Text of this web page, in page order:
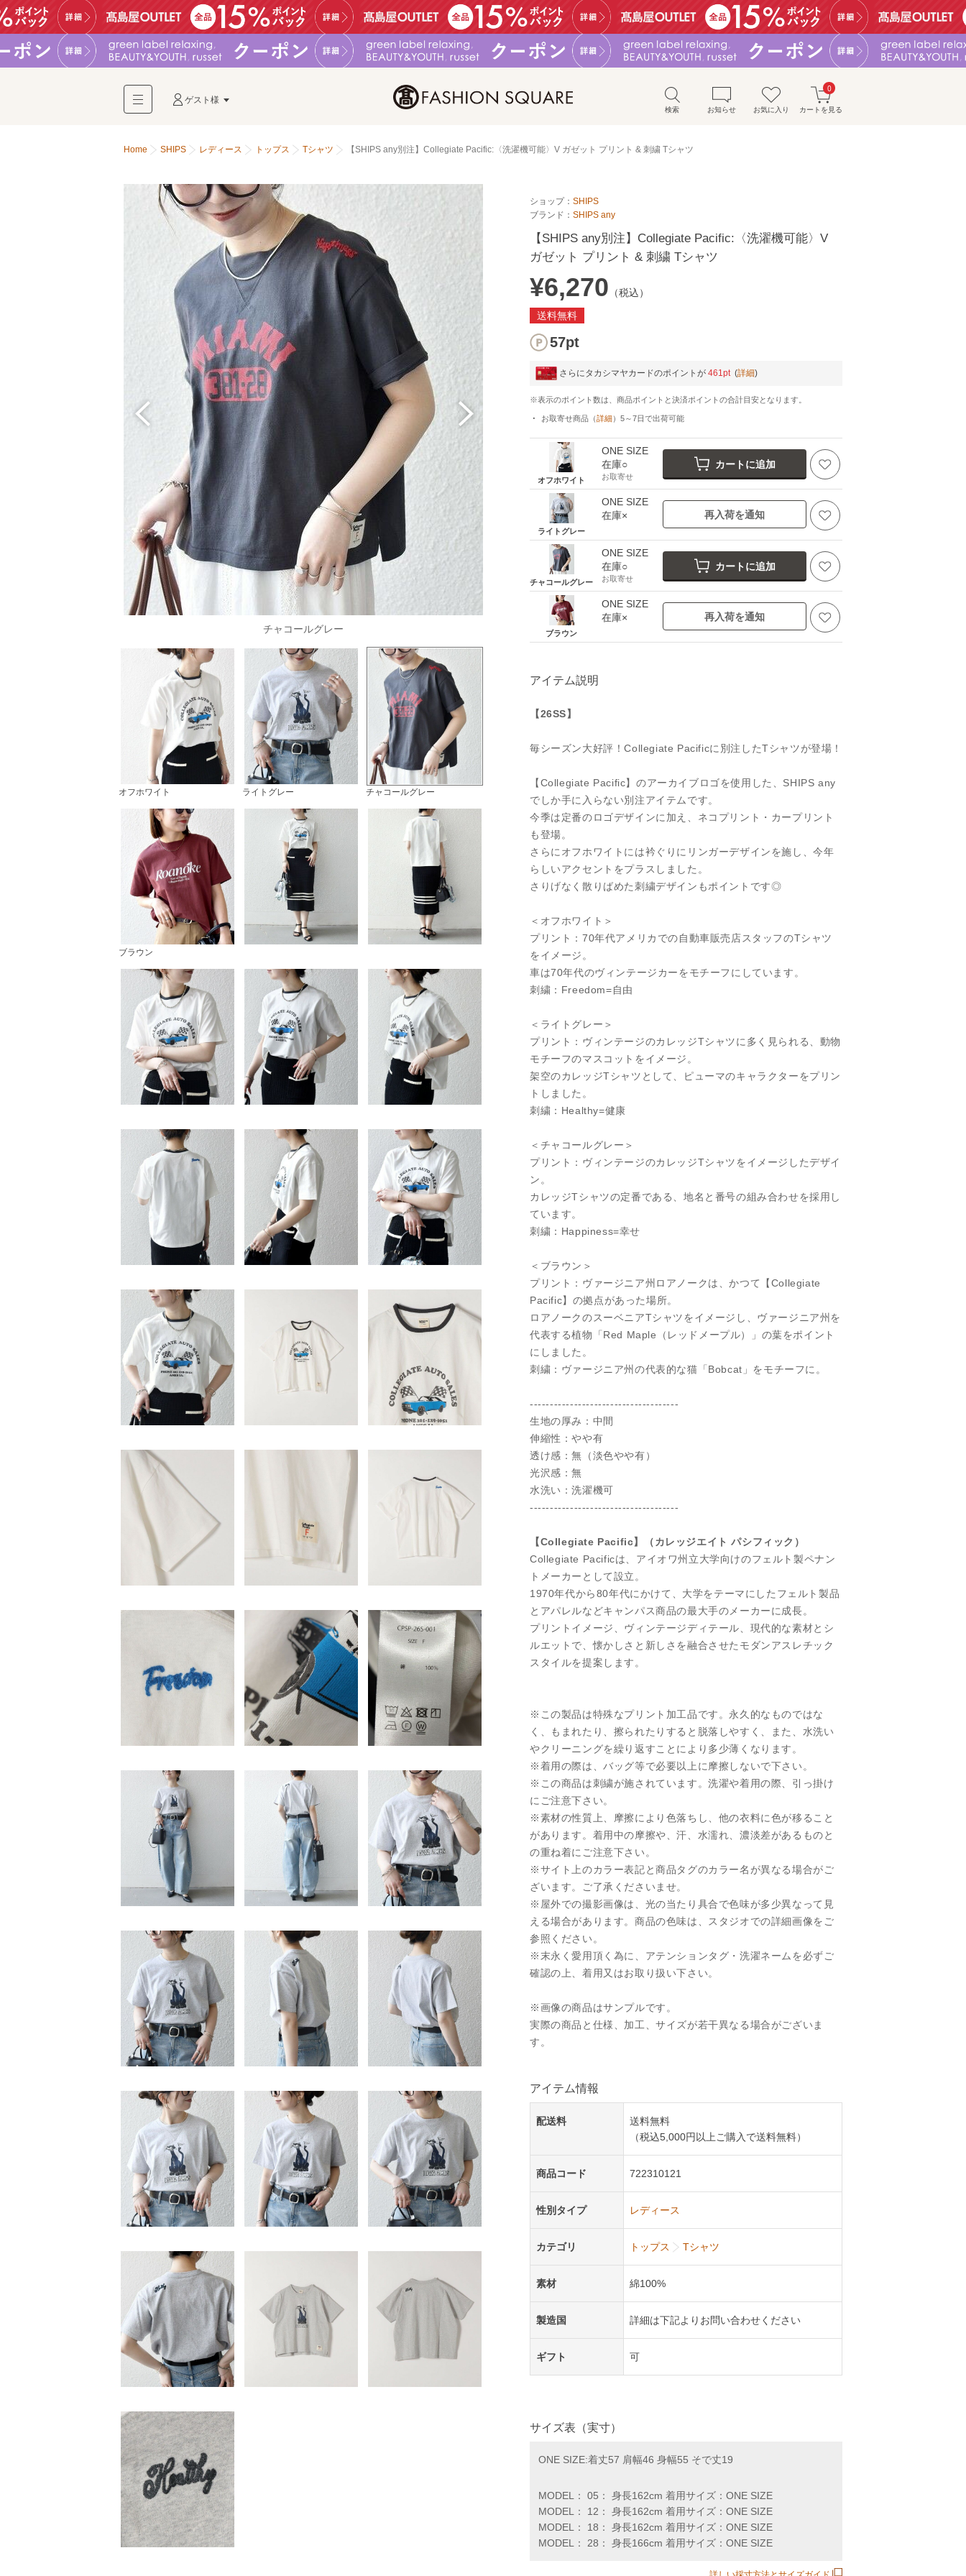
ゲスト様
検索 お知らせ お気に入り カートを見る
0
Home SHIPS レディース トップス Tシャツ 【SHIPS any別注】Collegiate Pacific:〈洗濯機可能〉V ガゼット プリント & 刺繍 Tシャツ
チャコールグレー ブラウン
オフホワイト ライトグレー チャコールグレー
ブラウン
ショップ： SHIPS
ブランド： SHIPS any
【SHIPS any別注】Collegiate Pacific:〈洗濯機可能〉V
ガゼット プリント & 刺繍 Tシャツ
¥6,270 （税込）
送料無料
57pt
さらにタカシマヤカードのポイントが 461pt (詳細)
※表示のポイント数は、商品ポイントと決済ポイントの合計目安となります。
お取寄せ商品 （詳細） 5～7日で出荷可能
オフホワイト
ONE SIZE
在庫○
お取寄せ
カートに追加
ライトグレー
ONE SIZE
在庫×
再入荷を通知
チャコールグレー
ONE SIZE
在庫○
お取寄せ
カートに追加
ブラウン
ONE SIZE
在庫×
再入荷を通知
アイテム説明
【26SS】
毎シーズン大好評！Collegiate Pacificに別注したTシャツが登場！
【Collegiate Pacific】のアーカイブロゴを使用した、SHIPS any
でしか手に入らない別注アイテムです。
今季は定番のロゴデザインに加え、ネコプリント・カープリント
も登場。
さらにオフホワイトには衿ぐりにリンガーデザインを施し、今年
らしいアクセントをプラスしました。
さりげなく散りばめた刺繍デザインもポイントです◎
＜オフホワイト＞
プリント：70年代アメリカでの自動車販売店スタッフのTシャツ
をイメージ。
車は70年代のヴィンテージカーをモチーフにしています。
刺繍：Freedom=自由
＜ライトグレー＞
プリント：ヴィンテージのカレッジTシャツに多く見られる、動物
モチーフのマスコットをイメージ。
架空のカレッジTシャツとして、ピューマのキャラクターをプリン
トしました。
刺繍：Healthy=健康
＜チャコールグレー＞
プリント：ヴィンテージのカレッジTシャツをイメージしたデザイ
ン。
カレッジTシャツの定番である、地名と番号の組み合わせを採用し
ています。
刺繍：Happiness=幸せ
＜ブラウン＞
プリント：ヴァージニア州ロアノークは、かつて【Collegiate
Pacific】の拠点があった場所。
ロアノークのスーベニアTシャツをイメージし、ヴァージニア州を
代表する植物「Red Maple（レッドメープル）」の葉をポイント
にしました。
刺繍：ヴァージニア州の代表的な猫「Bobcat」をモチーフに。
-------------------------------------
生地の厚み：中間
伸縮性：やや有
透け感：無（淡色やや有）
光沢感：無
水洗い：洗濯機可
-------------------------------------
【Collegiate Pacific】（カレッジエイト パシフィック）
Collegiate Pacificは、アイオワ州立大学向けのフェルト製ペナン
トメーカーとして設立。
1970年代から80年代にかけて、大学をテーマにしたフェルト製品
とアパレルなどキャンパス商品の最大手のメーカーに成長。
プリントイメージ、ヴィンテージディテール、現代的な素材とシ
ルエットで、懐かしさと新しさを融合させたモダンアスレチック
スタイルを提案します。
※この製品は特殊なプリント加工品です。永久的なものではな
く、もまれたり、擦られたりすると脱落しやすく、また、水洗い
やクリーニングを繰り返すことにより多少薄くなります。
※着用の際は、バッグ等で必要以上に摩擦しないで下さい。
※この商品は刺繍が施されています。洗濯や着用の際、引っ掛け
にご注意下さい。
※素材の性質上、摩擦により色落ちし、他の衣料に色が移ること
があります。着用中の摩擦や、汗、水濡れ、濃淡差があるものと
の重ね着にご注意下さい。
※サイト上のカラー表記と商品タグのカラー名が異なる場合がご
ざいます。ご了承くださいませ。
※屋外での撮影画像は、光の当たり具合で色味が多少異なって見
える場合があります。商品の色味は、スタジオでの詳細画像をご
参照ください。
※末永く愛用頂く為に、アテンションタグ・洗濯ネームを必ずご
確認の上、着用又はお取り扱い下さい。
※画像の商品はサンプルです。
実際の商品と仕様、加工、サイズが若干異なる場合がございま
す。
アイテム情報
配送料
送料無料
（税込5,000円以上ご購入で送料無料）
商品コード 722310121
性別タイプ レディース
カテゴリ トップス Tシャツ
素材 綿100%
製造国 詳細は下記よりお問い合わせください
ギフト 可
サイズ表（実寸）
ONE SIZE:着丈57 肩幅46 身幅55 そで丈19
MODEL： 05： 身長162cm 着用サイズ：ONE SIZE
MODEL： 12： 身長162cm 着用サイズ：ONE SIZE
MODEL： 18： 身長162cm 着用サイズ：ONE SIZE
MODEL： 28： 身長166cm 着用サイズ：ONE SIZE